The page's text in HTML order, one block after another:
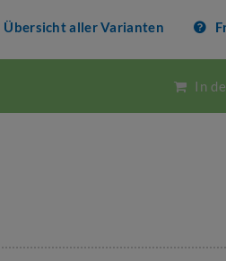
Übersicht aller Varianten
In